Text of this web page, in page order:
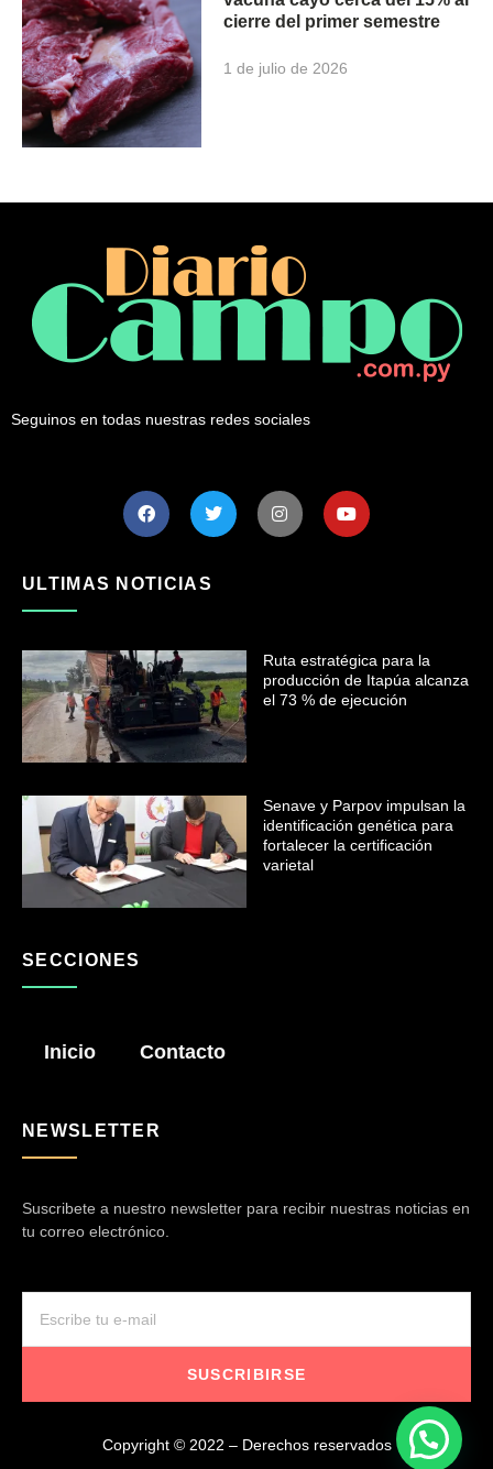
cierre del primer semestre
1 de julio de 2026
Seguinos en todas nuestras redes sociales
ULTIMAS NOTICIAS
Ruta estratégica para la
producción de Itapúa alcanza
el 73 % de ejecución
Senave y Parpov impulsan la
identificación genética para
fortalecer la certificación
varietal
SECCIONES
Inicio Contacto
NEWSLETTER
Suscribete a nuestro newsletter para recibir nuestras noticias en
tu correo electrónico.
SUSCRIBIRSE
Copyright © 2022 – Derechos reservados